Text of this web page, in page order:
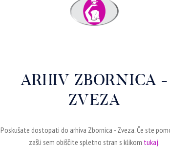
ARHIV ZBORNICA -
ZVEZA
Poskušate dostopati do arhiva Zbornica - Zveza. Če ste
zašli sem obiščite spletno stran s klikom tukaj.